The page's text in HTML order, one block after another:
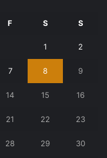
F S S
1 2
7 8 9
14 15 16
21 22 23
28 29 30